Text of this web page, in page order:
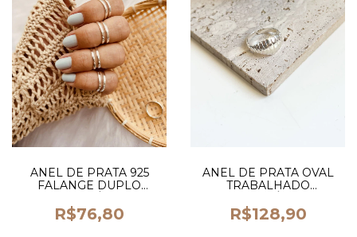
ANEL DE PRATA 925
FALANGE DUPLO
R$76,80
ANEL DE PRATA OVAL
TRABALHADO
R$128,90